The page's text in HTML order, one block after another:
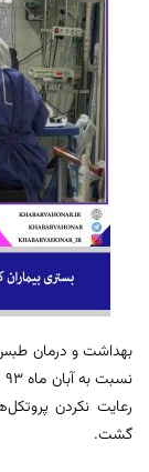
بهداشت و درمان طبس
رعایت نکردن
گشت.